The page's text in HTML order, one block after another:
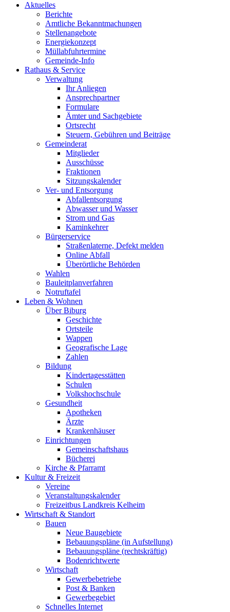
Aktuelles
Berichte
Amtliche Bekanntmachungen
Stellenangebote
Energiekonzept
Müllabfuhrtermine
Gemeinde-Info
Rathaus & Service
Verwaltung
Ihr Anliegen
Ansprechpartner
Formulare
Ämter und Sachgebiete
Ortsrecht
Steuern, Gebühren und Beiträge
Gemeinderat
Mitglieder
Ausschüsse
Fraktionen
Sitzungskalender
Ver- und Entsorgung
Abfallentsorgung
Abwasser und Wasser
Strom und Gas
Kaminkehrer
Bürgerservice
Straßenlaterne, Defekt melden
Online Abfall
Überörtliche Behörden
Wahlen
Bauleitplanverfahren
Notruftafel
Leben & Wohnen
Über Biburg
Geschichte
Ortsteile
Wappen
Geografische Lage
Zahlen
Bildung
Kindertagesstätten
Schulen
Volkshochschule
Gesundheit
Apotheken
Ärzte
Krankenhäuser
Einrichtungen
Gemeinschaftshaus
Bücherei
Kirche & Pfarramt
Kultur & Freizeit
Vereine
Veranstaltungskalender
Freizeitbus Landkreis Kelheim
Wirtschaft & Standort
Bauen
Neue Baugebiete
Bebauungspläne (in Aufstellung)
Bebauungspläne (rechtskräftig)
Bodenrichtwerte
Wirtschaft
Gewerbebetriebe
Post & Banken
Gewerbegebiet
Schnelles Internet